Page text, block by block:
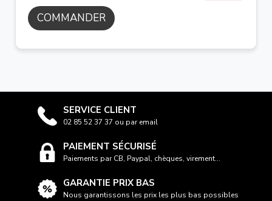
COMMANDER
SERVICE CLIENT
02 85 52 37 37 ou par email
PAIEMENT SÉCURISÉ
Paiements par CB, Paypal, chèques, virement...
GARANTIE PRIX BAS
Nous garantissons les prix les plus bas possibles